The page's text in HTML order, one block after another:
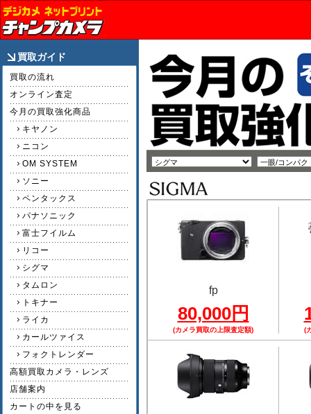
買取ガイド
買取の流れ
オンライン査定
今月の買取強化商品
キヤノン
ニコン
OM SYSTEM
ソニー
ペンタックス
パナソニック
富士フイルム
リコー
シグマ
タムロン
トキナー
ライカ
カールツァイス
フォクトレンダー
高額買取カメラ・レンズ
店舗案内
カートの中を見る
fp
80,000円
(カメラ買取の上限査定額) (